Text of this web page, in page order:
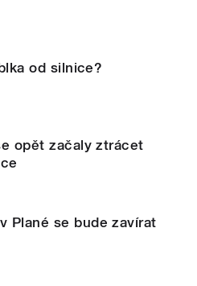
od silnice?
opět začaly ztrácet
Plané se bude zavírat